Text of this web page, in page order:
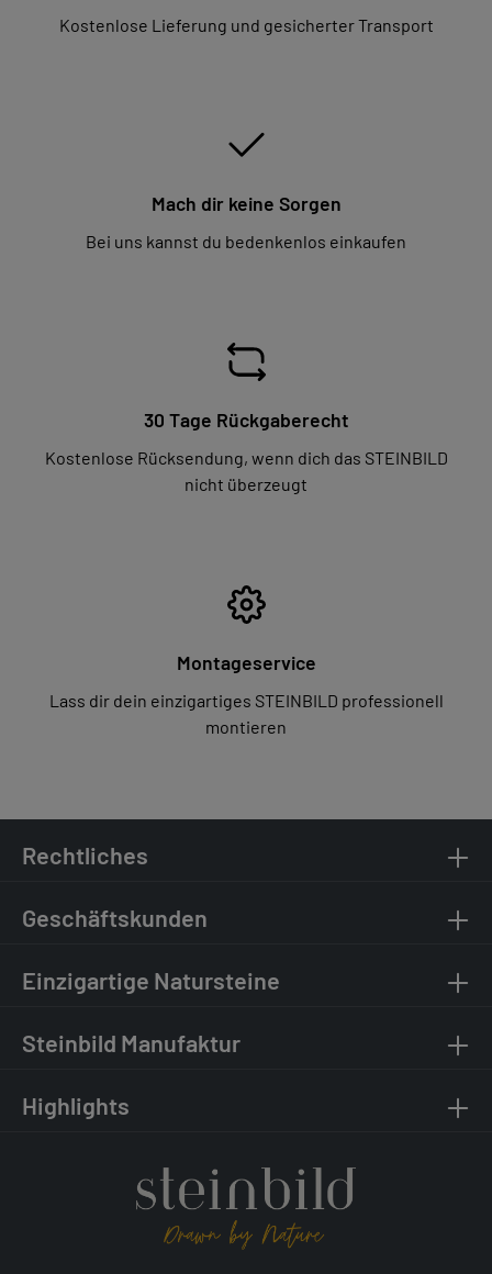
Kostenlose Lieferung und gesicherter Transport
Mach dir keine Sorgen
Bei uns kannst du bedenkenlos einkaufen
30 Tage Rückgaberecht
Kostenlose Rücksendung, wenn dich das STEINBILD
nicht überzeugt
Montageservice
Lass dir dein einzigartiges STEINBILD professionell
montieren
Rechtliches
Geschäftskunden
Einzigartige Natursteine
Steinbild Manufaktur
Highlights